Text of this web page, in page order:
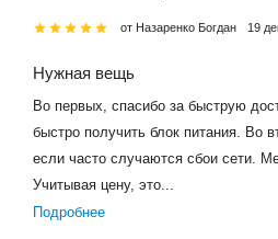
от Назаренко Богдан 19
Нужная вещь
Во первых, спасибо за быструю
быстро получить блок питания. Во
если часто случаются сбои сети.
Учитывая цену, это...
Подробнее